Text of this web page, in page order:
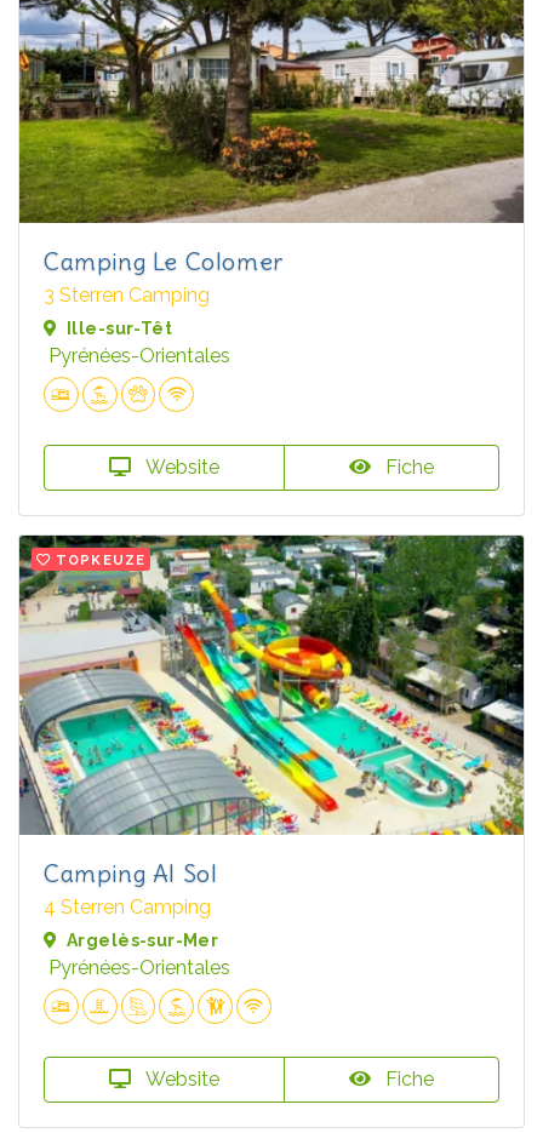
Camping Le Colomer
3 Sterren Camping
Ille-sur-Têt
Pyrénées-Orientales
Website Fiche
TOPKEUZE
Camping Al Sol
4 Sterren Camping
Argelès-sur-Mer
Pyrénées-Orientales
Website Fiche